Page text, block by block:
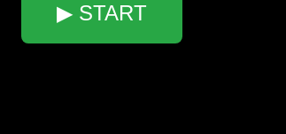
▶ START